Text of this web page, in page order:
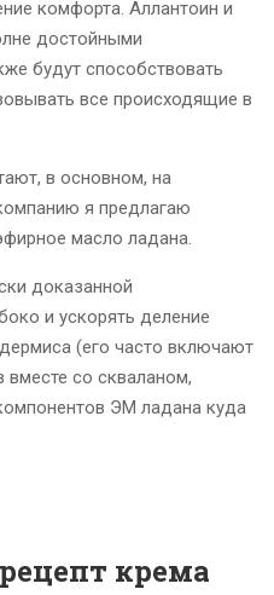
комфорта. Аллантоин и
достойными
будут способствовать
все происходящие в
в основном, на
я предлагаю
масло ладана.
доказанной
и ускорять деление
(его часто включают
со скваланом,
ЭМ ладана куда
крема